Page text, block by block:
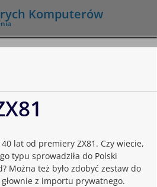
Komputerów
lat od premiery ZX81. Czy wiecie,
typu sprowadziła do Polski
Można też było zdobyć zestaw do
z importu prywatnego.